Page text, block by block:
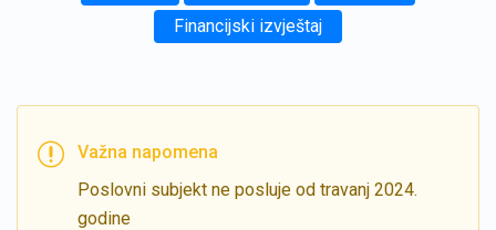
Financijski izvještaj
Važna napomena
Poslovni subjekt ne posluje od travanj 2024.
godine